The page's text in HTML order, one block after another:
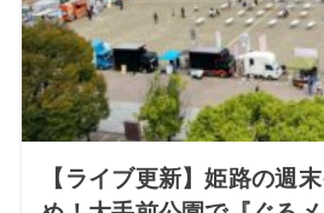
【ライブ更新】姫路の週